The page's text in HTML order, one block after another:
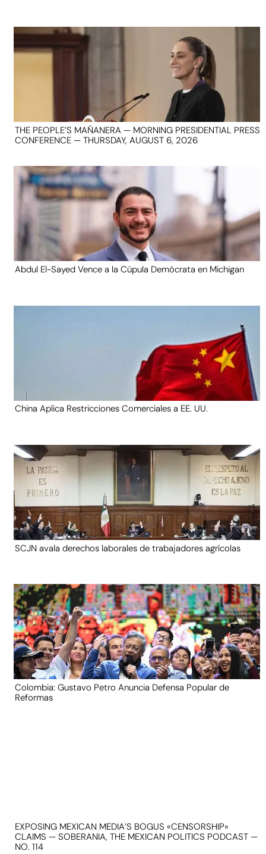
THE PEOPLE’S MAÑANERA — MORNING PRESIDENTIAL PRESS
CONFERENCE — THURSDAY, AUGUST 6, 2026
Abdul El-Sayed Vence a la Cúpula Demócrata en Michigan
China Aplica Restricciones Comerciales a EE. UU.
SCJN avala derechos laborales de trabajadores agrícolas
Colombia: Gustavo Petro Anuncia Defensa Popular de
Reformas
EXPOSING MEXICAN MEDIA’S BOGUS «CENSORSHIP»
CLAIMS — SOBERANIA, THE MEXICAN POLITICS PODCAST —
NO. 114